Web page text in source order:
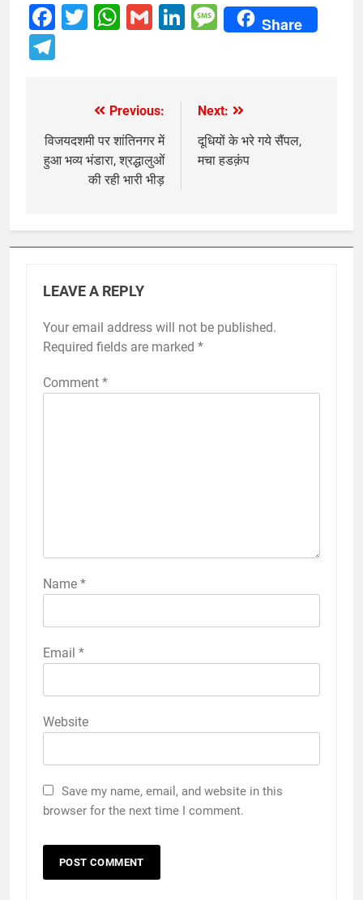
Facebook
Twitter
WhatsApp
GmailLinkedIn
Message
Share
navigation
Previous:
विजयदशमी पर शांतिनगर में
हुआ भव्य भंडारा, श्रद्धालुओं
की रही भारी भीड़
Next:
दूधियों के भरे गये सैंपल,
मचा हडक़ंप
LEAVE A REPLY
Your email address will not be published.
Required fields are marked *
Comment *
Name *
Email *
Website
Save my name, email, and website in this
browser for the next time I comment.